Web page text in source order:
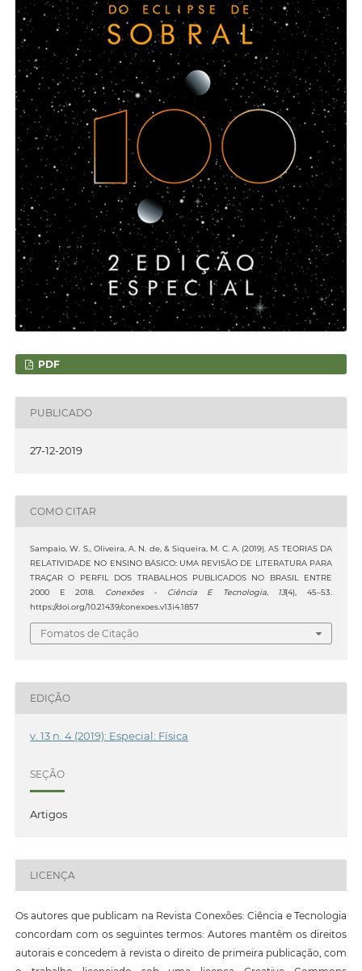
PDF
PUBLICADO
27-12-2019
COMO CITAR
Sampaio, W. S., Oliveira, A. N. de, & Siqueira, M. C. A. (2019). AS TEORIAS DA
RELATIVIDADE NO ENSINO BÁSICO: UMA REVISÃO DE LITERATURA PARA
TRAÇAR O PERFIL DOS TRABALHOS PUBLICADOS NO BRASIL ENTRE
2000 E 2018.
Conexões - Ciência E Tecnologia, 13(4), 45–53.
https://doi.org/10.21439/conexoes.v13i4.1857
Fomatos de Citação
EDIÇÃO
v. 13 n. 4 (2019): Especial: Física
SEÇÃO
Artigos
LICENÇA
Os autores que publicam na Revista Conexões: Ciência e Tecnologia
concordam com os seguintes termos: Autores mantêm os direitos
autorais e concedem à revista o direito de primeira publicação, com